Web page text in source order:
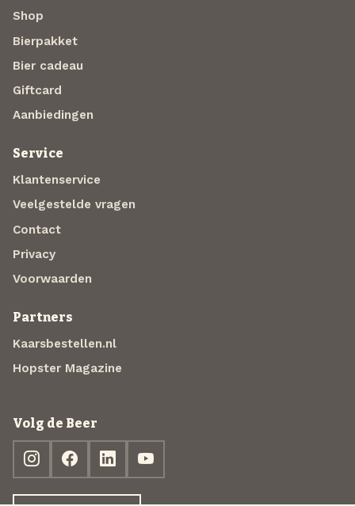
Shop
Bierpakket
Bier cadeau
Giftcard
Aanbiedingen
Service
Klantenservice
Veelgestelde vragen
Contact
Privacy
Voorwaarden
Partners
Kaarsbestellen.nl
Hopster Magazine
Volg de Beer